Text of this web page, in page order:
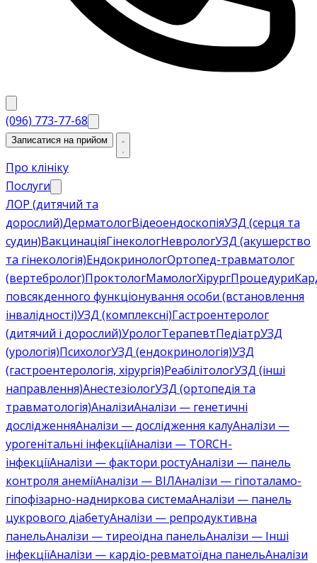
(096) 773-77-68
Записатися на прийом
Про клініку
Послуги
ЛОР (дитячий та
дорослий)ДерматологВідеоендоскопіяУЗД (серця та
судин)ВакцинаціяГінекологНеврологУЗД (акушерство
та гінекологія)ЕндокринологОртопед-травматолог
(вертебролог)ПроктологМамологХірургПроцедури
повсякденного функціонування особи (встановлення
інвалідності)УЗД (комплексні)Гастроентеролог
(дитячий і дорослий)УрологТерапевтПедіатрУЗД
(урологія)ПсихологУЗД (ендокринологія)УЗД
(гастроентерологія, хірургія)РеабілітологУЗД (інші
направлення)АнестезіологУЗД (ортопедія та
травматологія)АналізиАналізи — генетичні
дослідженняАналізи — дослідження калуАналізи —
урогенітальні інфекціїАналізи — TORCH-
інфекціїАналізи — фактори ростуАналізи — панель
контроля анеміїАналізи — ВІЛАналізи — гіпоталамо-
гіпофізарно-надниркова системаАналізи — панель
цукрового діабетуАналізи — репродуктивна
панельАналізи — тиреоїдна панельАналізи — Інші
інфекціїАналізи — кардіо-ревматоїдна панельАналізи